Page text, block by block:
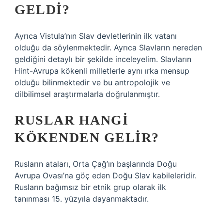
GELDI?
Ayrıca Vistula’nın Slav devletlerinin ilk vatanı
olduğu da söylenmektedir. Ayrıca Slavların nereden
geldiğini detaylı bir şekilde inceleyelim. Slavların
Hint-Avrupa kökenli milletlerle aynı ırka mensup
olduğu bilinmektedir ve bu antropolojik ve
dilbilimsel araştırmalarla doğrulanmıştır.
RUSLAR HANGI
KÖKENDEN GELIR?
Rusların ataları, Orta Çağ’ın başlarında Doğu
Avrupa Ovası’na göç eden Doğu Slav kabileleridir.
Rusların bağımsız bir etnik grup olarak ilk
tanınması 15. yüzyıla dayanmaktadır.